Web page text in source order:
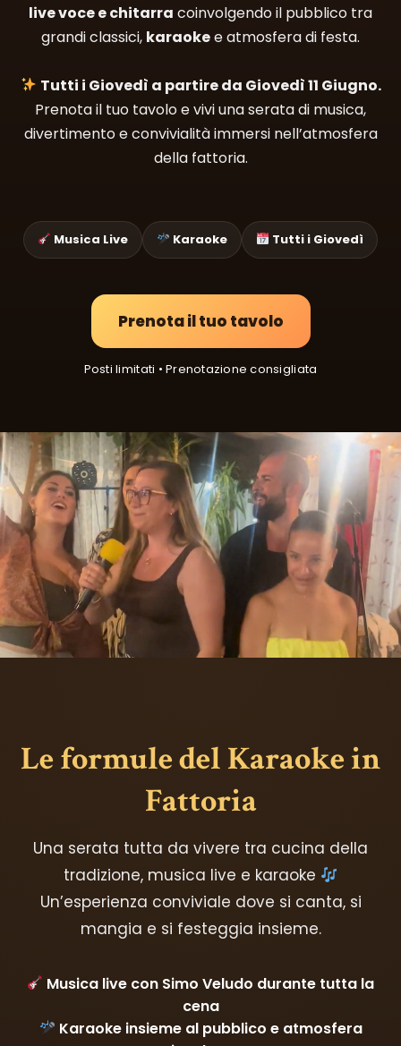
live voce e chitarra coinvolgendo il pubblico tra
grandi classici, karaokee atmosfera di festa.
Tutti i Giovedì a partire da Giovedì 11 Giugno.
Prenota il tuo tavolo e vivi una serata di musica,
divertimento e convivialità immersi nell’atmosfera
della fattoria.
Musica Live Karaoke Tutti i Giovedì
Prenota il tuo tavolo
Posti limitati • Prenotazione consigliata
Le formule del Karaoke in
Fattoria
Una serata tutta da vivere tra cucina della
tradizione, musica live e karaoke
Un’esperienza conviviale dove si canta, si
mangia e si festeggia insieme.
Musica live con Simo Veludo durante tutta la
cena
Karaoke insieme al pubblico e atmosfera